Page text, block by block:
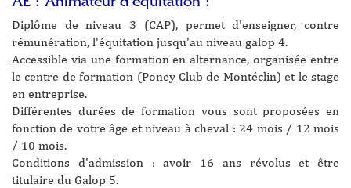
AE : Animateur d'équitation :
Diplôme de niveau 3 (CAP), permet d'enseigner, contre
rémunération, l'équitation jusqu'au niveau galop 4.
Accessible via une formation en alternance, organisée entre
le centre de formation (Poney Club de Montéclin) et le stage
en entreprise.
Différentes durées de formation vous sont proposées en
fonction de votre âge et niveau à cheval : 24 mois / 12 mois
/ 10 mois.
Conditions d'admission : avoir 16 ans révolus et être
titulaire du Galop 5.